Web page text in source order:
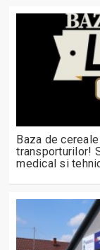
Baza de
transporturilor!
medical si